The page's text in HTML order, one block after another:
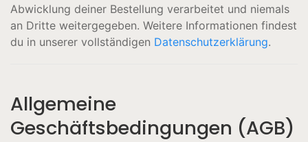
Abwicklung deiner Bestellung verarbeitet und niemals
an Dritte weitergegeben. Weitere Informationen findest
du in unserer vollständigen Datenschutzerklärung.
Allgemeine
Geschäftsbedingungen (AGB)